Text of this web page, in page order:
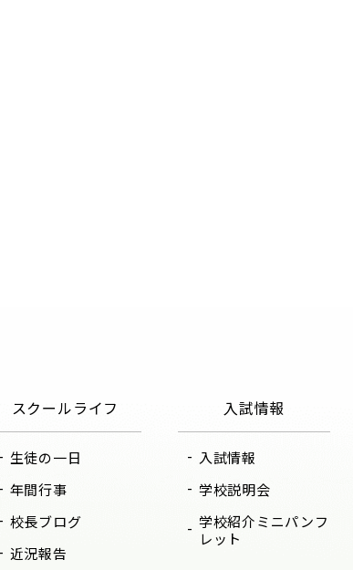
スクールライフ
生徒の一日
年間行事
校長ブログ
近況報告
入試情報
入試情報
学校説明会
学校紹介ミニパンフ
レット